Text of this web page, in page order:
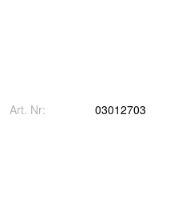
Art. Nr: 03012703